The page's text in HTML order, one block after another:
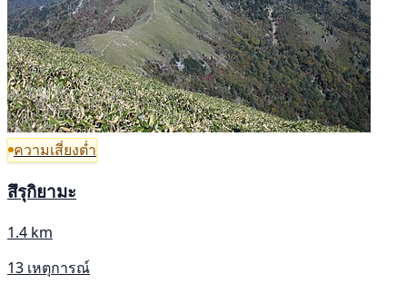
ความเสี่ยงต่ำ
สึรุกิยามะ
1.4 km
13 เหตุการณ์